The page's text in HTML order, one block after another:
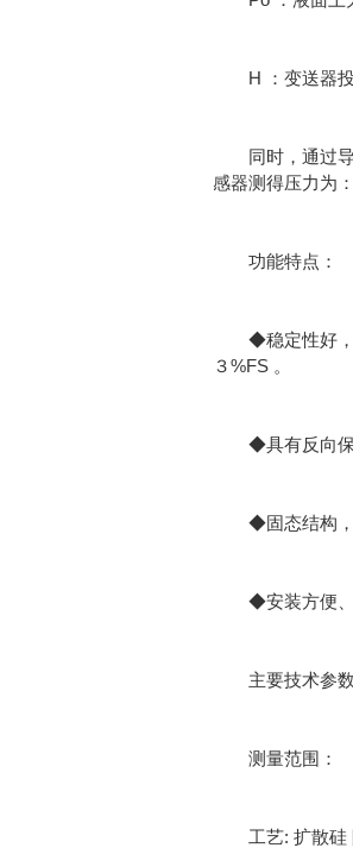
H ：变送器投
同时，通过导
感器测得压力为
功能特点：
◆稳定性好，满
３%FS 。
◆具有反向保护
◆固态结构，
◆安装方便、
主要技术参
测量范围：
工艺: 扩散硅